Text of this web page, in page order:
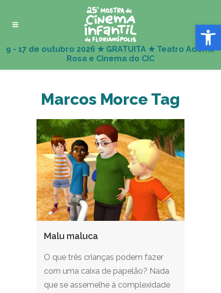
Abrir
Marcos Morce Tag
Malu maluca
O que três crianças podem fazer
com uma caixa de papelão? Nada
que se assemelhe à complexidade